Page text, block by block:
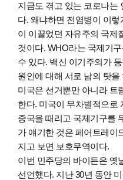
지금도 겪고 있는 코로나는
다. 왜냐하면 전염병이 이
이 이끌었던 자유주의 국제
것이다. WHO라는 국제기
수 있다. 백신 이기주의가
원인에 대해 서로 남의 탓
미국은 선거뿐만 아니라 트
한다. 미국이 무차별적으로
중국을 때리고 국제기구를
가 얘기한 것은 페어트레이
지고 보면 보호무역이다.
이번 민주당의 바이든은 옛
선언했다. 지난 30년 동안